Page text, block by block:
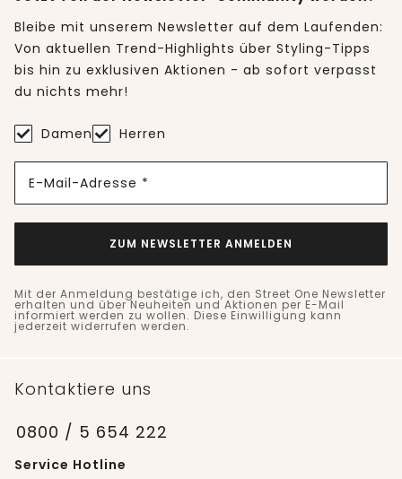
Bleibe mit unserem Newsletter auf dem Laufenden:
Von aktuellen Trend-Highlights über Styling-Tipps
bis hin zu exklusiven Aktionen - ab sofort verpasst
du nichts mehr!
Damen Herren
E-Mail-Adresse *
ZUM NEWSLETTER ANMELDEN
Mit der Anmeldung bestätige ich, den Street One Newsletter
erhalten und über Neuheiten und Aktionen per E-Mail
informiert werden zu wollen. Diese Einwilligung kann
jederzeit widerrufen werden.
Kontaktiere uns
0800 / 5 654 222
Service Hotline